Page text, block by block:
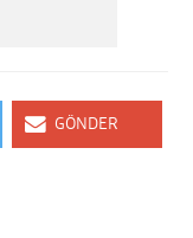
GÖNDER